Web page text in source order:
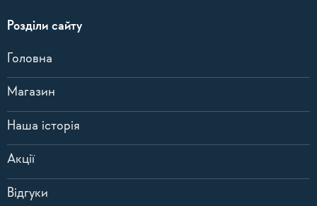
Розділи сайту
Головна
Магазин
Наша історія
Акції
Відгуки